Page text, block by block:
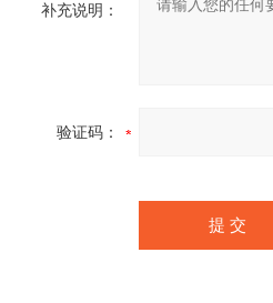
补充说明：
验证码：